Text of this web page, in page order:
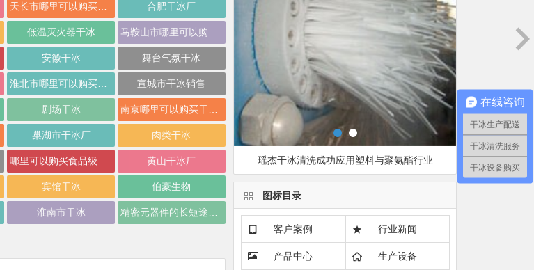
天长市哪里可以购买干冰明光市哪里可以购买干冰 合肥干冰厂
低温灭火器干冰 马鞍山市哪里可以购买干冰
安徽干冰 舞台气氛干冰
淮北市哪里可以购买干冰 宣城市干冰销售
剧场干冰 南京哪里可以购买干冰销售
巢湖市干冰厂 肉类干冰
哪里可以购买食品级干冰 黄山干冰厂
宾馆干冰 伯豪生物
淮南市干冰 精密元器件的长短途运输干冰
安徽瑶杰干冰厂冷链物流片状干冰生产设备 瑶杰干冰清洗成功应用塑料与聚氨酯行业 安徽瑶杰干
图标目录
客户案例 行业新闻
产品中心 生产设备
在线咨询
干冰生产配送
干冰清洗服务
干冰设备购买